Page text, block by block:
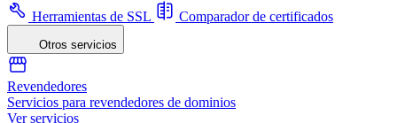
Herramientas de SSL
Comparador de certificados
Otros servicios
Revendedores
Servicios para revendedores de dominios
Ver servicios